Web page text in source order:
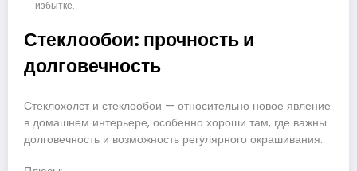
избытке.
Стеклообои: прочность и
долговечность
Стеклохолст и стеклообои — относительно новое явление
в домашнем интерьере, особенно хороши там, где важны
долговечность и возможность регулярного окрашивания.